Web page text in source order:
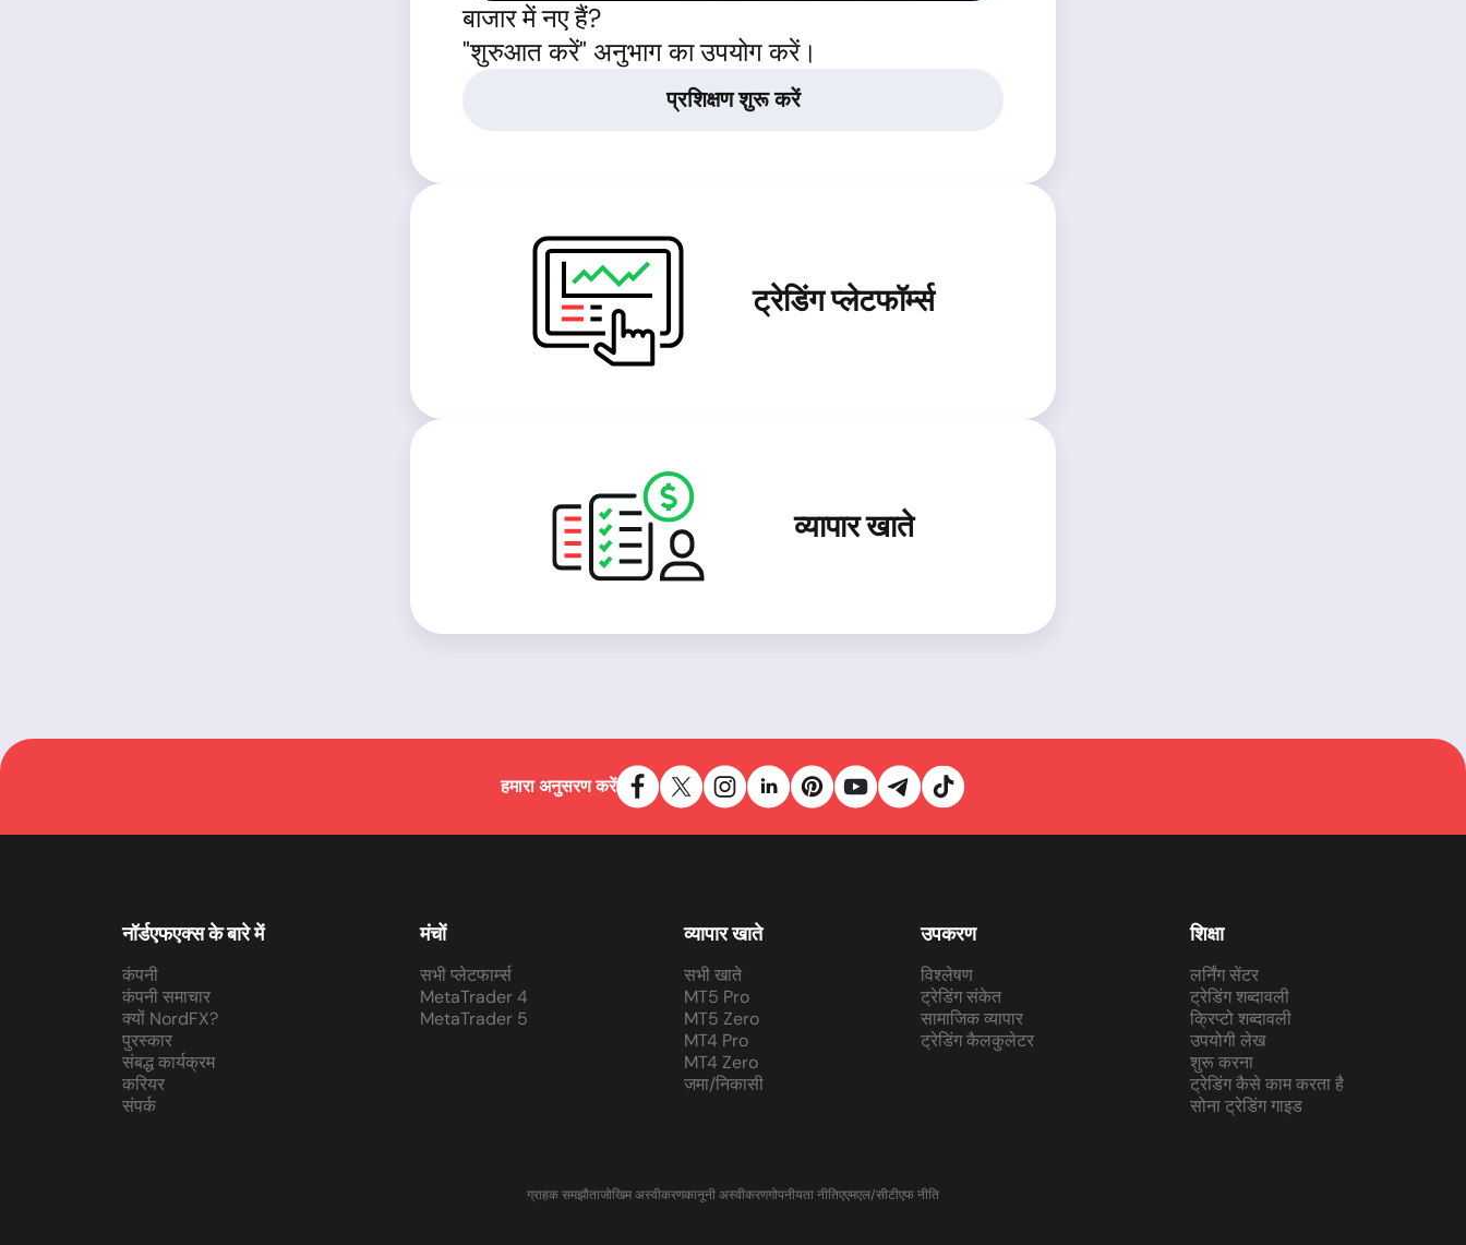
बाजार में नए हैं?
"शुरुआत करें" अनुभाग का उपयोग करें।
प्रशिक्षण शुरू करें
ट्रेडिंग प्लेटफॉर्म्स
व्यापार खाते
हमारा अनुसरण करें
नॉर्डएफएक्स के बारे में
कंपनी
कंपनी समाचार
क्यों NordFX?
पुरस्कार
संबद्ध कार्यक्रम
करियर
संपर्क
मंचों
सभी प्लेटफार्म्स
MetaTrader 4
MetaTrader 5
व्यापार खाते
सभी खाते
MT5 Pro
MT5 Zero
MT4 Pro
MT4 Zero
जमा/निकासी
उपकरण
विश्लेषण
ट्रेडिंग संकेत
सामाजिक व्यापार
ट्रेडिंग कैलकुलेटर
शिक्षा
लर्निंग सेंटर
ट्रेडिंग शब्दावली
क्रिप्टो शब्दावली
उपयोगी लेख
शुरू करना
ट्रेडिंग कैसे काम करता है
सोना ट्रेडिंग गाइड
ग्राहक समझौताजोखिम अस्वीकरणकानूनी अस्वीकरणगोपनीयता नीतिएएमएल/सीटीएफ नीति